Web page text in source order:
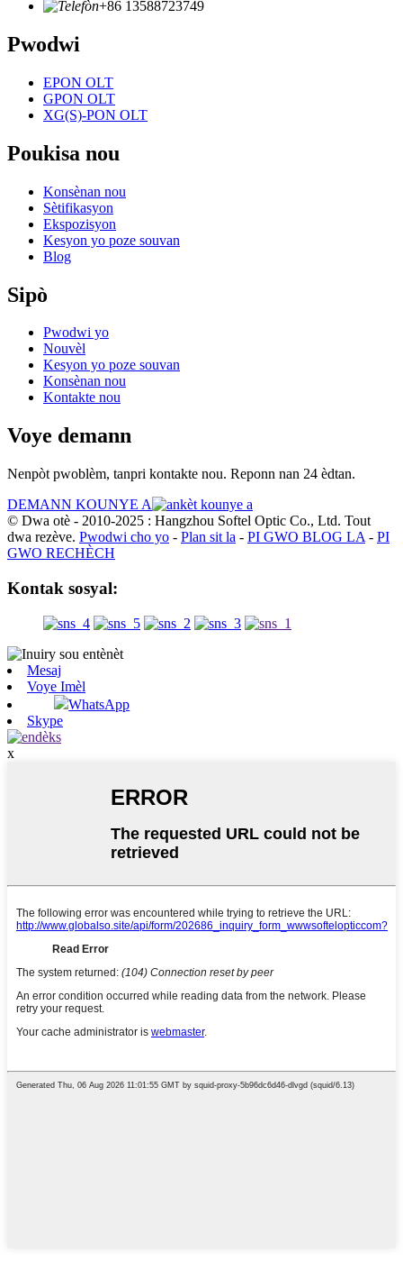
+86 13588723749
Pwodwi
EPON OLT
GPON OLT
XG(S)-PON OLT
Poukisa nou
Konsènan nou
Sètifikasyon
Ekspozisyon
Kesyon yo poze souvan
Blog
Sipò
Pwodwi yo
Nouvèl
Kesyon yo poze souvan
Konsènan nou
Kontakte nou
Voye demann
Nenpòt pwoblèm, tanpri kontakte nou. Reponn nan 24 èdtan.
DEMANN KOUNYE A
© Dwa otè - 2010-2025 : Hangzhou Softel Optic Co., Ltd. Tout
dwa rezève. Pwodwi cho yo - Plan sit la - PI GWO BLOG LA - PI
GWO RECHÈCH
Kontak sosyal:
Mesaj
Voye Imèl
WhatsApp
Skype
x